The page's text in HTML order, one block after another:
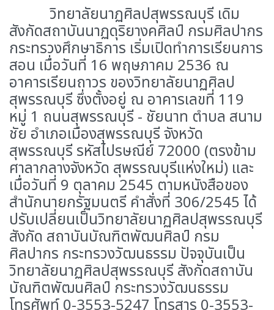
วิทยาลัยนาฏศิลปสุพรรณบุรี เดิม
สังกัดสถาบันนาฏดุริยางคศิลป์ กรมศิลปากร
กระทรวงศึกษาธิการ เริ่มเปิดทำการเรียนการ
สอน เมื่อวันที่ 16 พฤษภาคม 2536 ณ
อาคารเรียนถาวร ของวิทยาลัยนาฏศิลป
สุพรรณบุรี ซึ่งตั้งอยู่ ณ อาคารเลขที่ 119
หมู่ 1 ถนนสุพรรณบุรี - ชัยนาท ตำบล สนาม
ชัย อำเภอเมืองสุพรรณบุรี จังหวัด
สุพรรณบุรี รหัสไปรษณีย์ 72000 (ตรงข้าม
ศาลากลางจังหวัด สุพรรณบุรีแห่งใหม่) และ
เมื่อวันที่ 9 ตุลาคม 2545 ตามหนังสือของ
สำนักนายกรัฐมนตรี คำสั่งที่ 306/2545 ได้
ปรับเปลี่ยนเป็นวิทยาลัยนาฏศิลปสุพรรณบุรี
สังกัด สถาบันบัณฑิตพัฒนศิลป์ กรม
ศิลปากร กระทรวงวัฒนธรรม ปัจจุบันเป็น
วิทยาลัยนาฏศิลปสุพรรณบุรี สังกัดสถาบัน
บัณฑิตพัฒนศิลป์ กระทรวงวัฒนธรรม